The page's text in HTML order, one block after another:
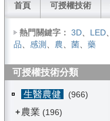
首頁 可授權技術
熱門關鍵字： 3D、 LED、
品、 感測 、 農、 菌、 藥
可授權技術分類
生醫農健
(966)
+ 農業 (196)